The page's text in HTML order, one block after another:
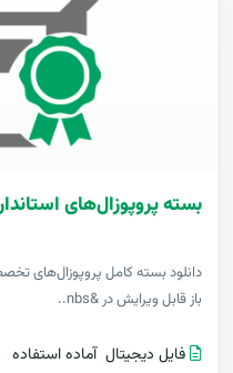
بسته پروپوزال‌های
دانلود بسته کامل پروپوزال‌های
باز قابل ویرایش در &nbs..
فایل دیجیتال آماده استفاده